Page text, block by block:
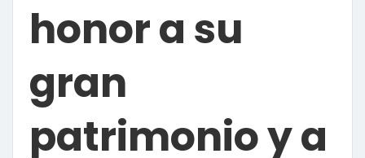
honor a su
gran
patrimonio y a